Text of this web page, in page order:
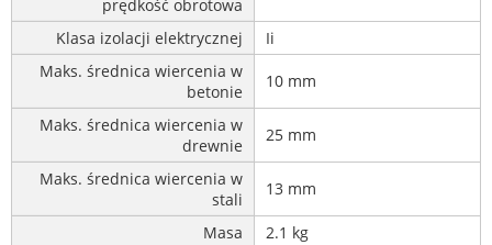
prędkość obrotowa
Klasa izolacji elektrycznej
Ii
Maks. średnica wiercenia w
betonie
10 mm
Maks. średnica wiercenia w
drewnie
25 mm
Maks. średnica wiercenia w
stali
13 mm
Masa
2.1 kg